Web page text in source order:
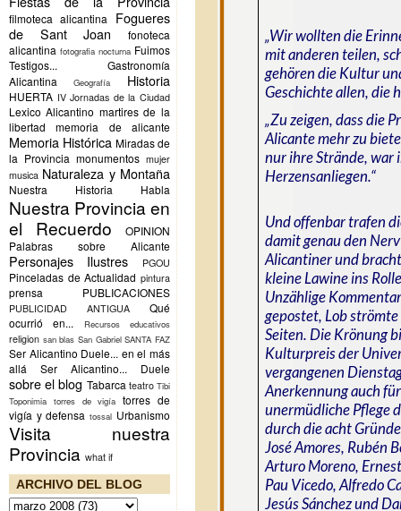
filmoteca alicantina
Fogueres
de Sant Joan
fonoteca
alicantina fotografia nocturna Fuimos
Testigos...
Gastronomía
Alicantina
Geografía Historia
HUERTA IV Jornadas de la Ciudad
Lexico Alicantino martires de la
libertad
memoria de alicante
Memoria Histórica Miradas de
la Provincia monumentos mujer
musica Naturaleza y Montaña
Nuestra Historia Habla
Nuestra Provincia en
el Recuerdo
OPINION
Palabras sobre Alicante
Personajes Ilustres PGOU
Pinceladas de Actualidad pintura
prensa PUBLICACIONES
PUBLICIDAD ANTIGUA
Qué
ocurrió en...
Recursos educativos
religion san blas San Gabriel SANTA FAZ
Ser Alicantino Duele... en el más
allá
Ser Alicantino... Duele
sobre el blog Tabarca teatro Tibi
Toponimia torres de vigía torres de
vigía y defensa tossal Urbanismo
Visita nuestra
Provincia what if
ARCHIVO DEL BLOG
„Wir wollten die
mit anderen teilen,
gehören die Kultur
Geschichte allen, die
„Zu zeigen, dass die
Alicante mehr zu
nur ihre Strände, war
Herzensanliegen.“
Und offenbar trafen
damit genau den
Alicantiner und
kleine Lawine ins
Unzählige
gepostet, Lob
Seiten. Die Krönung
Kulturpreis der
vergangenen
Anerkennung auch
unermüdliche Pflege
durch die acht
José Amores, Rubén
Arturo Moreno,
Pau Vicedo, Alfredo
Jesús Sánchez und